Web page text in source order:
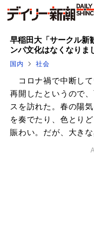
早稲田大「サークル新
ンパ文化はなくなりま
国内 社会
コロナ禍で中断して
再開したというので
スを訪れた。春の陽
を奏でたり、色とり
賑わい。だが、大き